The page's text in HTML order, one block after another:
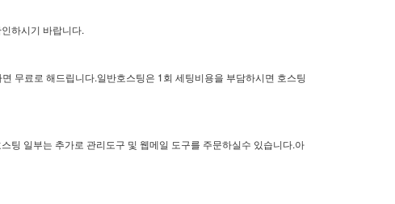
하시기 바랍니다.
무료로 해드립니다.일반호스팅은 1회 세팅비용을 부담하시면 호스팅
팅 일부는 추가로 관리도구 및 웹메일 도구를 주문하실수 있습니다.아